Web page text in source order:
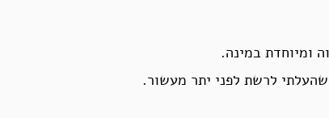
ומיוחדת במינה.
לרשת לפני יתר מעשור.